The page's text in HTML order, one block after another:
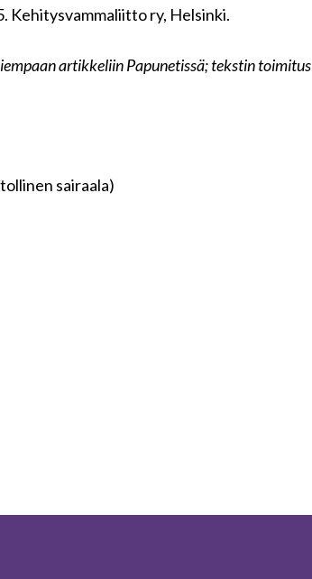
Kehitysvammaliitto ry, Helsinki.
artikkeliin Papunetissä; tekstin toimitus
sairaala)